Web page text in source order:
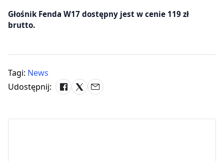
Głośnik Fenda W17 dostępny jest w cenie 119 zł
brutto.
Tagi: News
Udostępnij: